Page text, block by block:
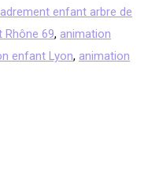
enfant arbre de
69, animation
enfant Lyon, animation